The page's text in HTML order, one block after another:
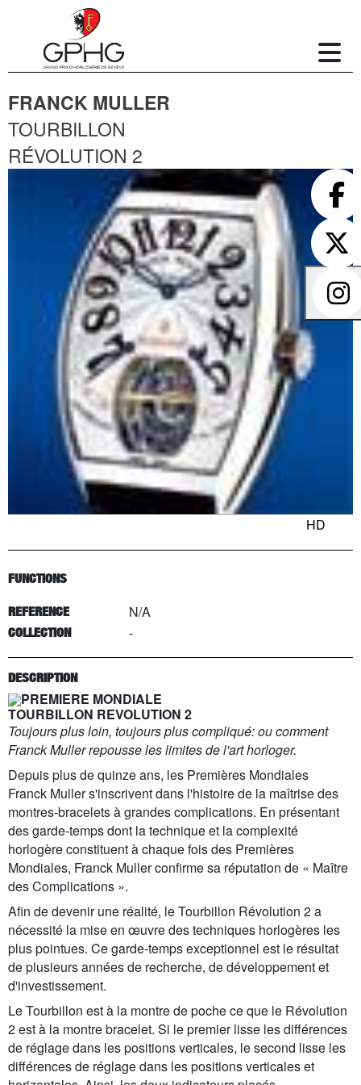
FRANCK MULLER
TOURBILLON
RÉVOLUTION 2
HD
FUNCTIONS
REFERENCE N/A
COLLECTION -
DESCRIPTION
PREMIERE MONDIALE
TOURBILLON REVOLUTION 2
Toujours plus loin, toujours plus compliqué: ou comment
Franck Muller repousse les limites de l'art horloger.
Depuis plus de quinze ans, les Premières Mondiales
Franck Muller s'inscrivent dans l'histoire de la maîtrise des
montres-bracelets à grandes complications. En présentant
des garde-temps dont la technique et la complexité
horlogère constituent à chaque fois des Premières
Mondiales, Franck Muller confirme sa réputation de « Maître
des Complications ».
Afin de devenir une réalité, le Tourbillon Révolution 2 a
nécessité la mise en œuvre des techniques horlogères les
plus pointues. Ce garde-temps exceptionnel est le résultat
de plusieurs années de recherche, de développement et
d'investissement.
Le Tourbillon est à la montre de poche ce que le Révolution
2 est à la montre bracelet. Si le premier lisse les différences
de réglage dans les positions verticales, le second lisse les
différences de réglage dans les positions verticales et